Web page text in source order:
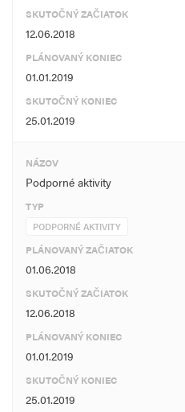
SKUTOČNÝ ZAČIATOK
12.06.2018
PLÁNOVANÝ KONIEC
01.01.2019
SKUTOČNÝ KONIEC
25.01.2019
NÁZOV
Podporné aktivity
TYP
PODPORNÉ AKTIVITY
PLÁNOVANÝ ZAČIATOK
01.06.2018
SKUTOČNÝ ZAČIATOK
12.06.2018
PLÁNOVANÝ KONIEC
01.01.2019
SKUTOČNÝ KONIEC
25.01.2019